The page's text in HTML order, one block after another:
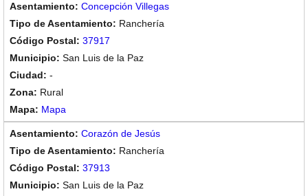
Concepción Villegas
Ranchería
37917
San Luis de la Paz
-
Rural
Mapa
Corazón de Jesús
Ranchería
37913
San Luis de la Paz